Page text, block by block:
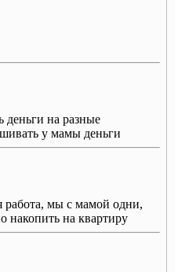
деньги на разные
у мамы деньги
работа, мы с мамой одни,
на квартиру